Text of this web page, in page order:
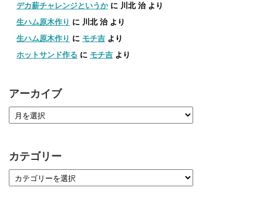
デカ薪チャレンジというかに 川北 治より
生ハム原木作り に 川北 治より
生ハム原木作り に モチ吉 より
ホットサンド作る に モチ吉 より
アーカイブ
カテゴリー